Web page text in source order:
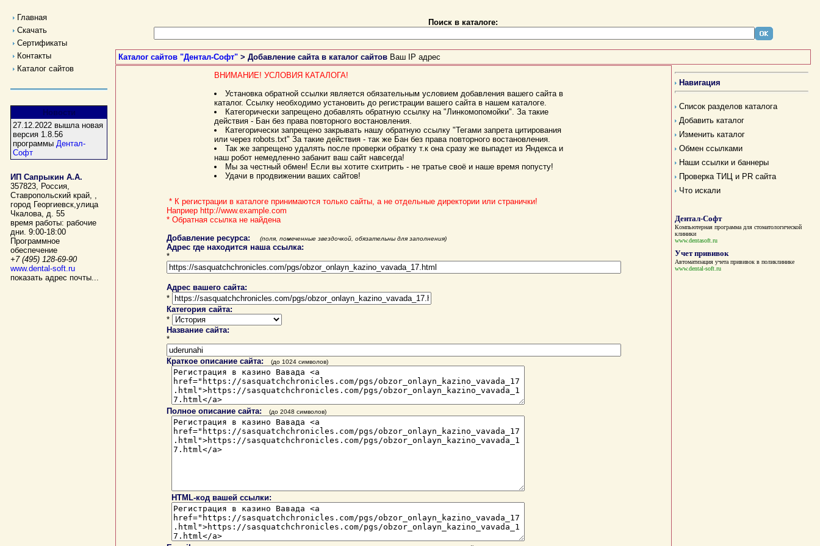
Главная
Скачать
Сертификаты
Контакты
Каталог сайтов
Новости
27.12.2022 вышла новая
версия 1.8.56
программы Дентал-
Софт
ИП Сапрыкин А.А.
357823, Россия,
Ставропольский край, ,
город Георгиевск,улица
Чкалова, д. 55
время работы: рабочие
дни. 9:00-18:00
Программное
обеспечение
+7 (495) 128-69-90
www.dental-soft.ru
показать адрес почты...
Поиск в каталоге:
Каталог сайтов "Дентал-Софт" > Добавление сайта в каталог сайтов Ваш IP адрес
ВНИМАНИЕ! УСЛОВИЯ КАТАЛОГА!
Установка обратной ссылки является обязательным условием добавления вашего сайта в
каталог. Ссылку необходимо установить до регистрации вашего сайта в нашем каталоге.
Категорически запрещено добавлять обратную ссылку на "Линкомопомойки". За такие
действия - Бан без права повторного востановления.
Категорически запрещено закрывать нашу обратную ссылку "Тегами запрета цитирования
или через robots.txt" За такие действия - так же Бан без права повторного востановления.
Так же запрещено удалять после проверки обратку т.к она сразу же выпадет из Яндекса и
наш робот немедленно забанит ваш сайт навсегда!
Мы за честный обмен! Если вы хотите схитрить - не тратье своё и наше время попусту!
Удачи в продвижении ваших сайтов!
* К регистрации в каталоге принимаются только сайты, а не отдельные директории или странички!
Наприер http://www.example.com
* Обратная ссылка не найдена
Добавление ресурса:
(поля, помеченные звездочкой, обязательны для заполнения)
Адрес где находится наша ссылка:
*
Адрес вашего сайта:
*
Категория сайта:
*
Название сайта:
*
Краткое описание сайта: (до 1024 символов)
Полное описание сайта: (до 2048 символов)
HTML-код вашей ссылки:
Навигация
Список разделов каталога
Добавить каталог
Изменить каталог
Обмен ссылками
Наши ссылки и баннеры
Проверка ТИЦ и PR сайта
Что искали
Дентал-Софт
Компьютерная программа для стоматологической
клиники
www.dentasoft.ru
Учет прививок
Автоматизация учета прививок в поликлинике
www.dental-soft.ru